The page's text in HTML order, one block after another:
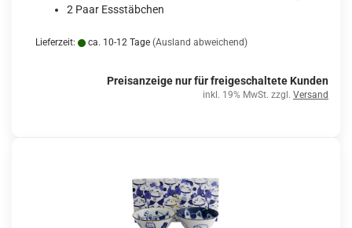
2 Paar Essstäbchen
Lieferzeit: ca. 10-12 Tage (Ausland abweichend)
Preisanzeige nur für freigeschaltete Kunden
inkl. 19% MwSt. zzgl. Versand